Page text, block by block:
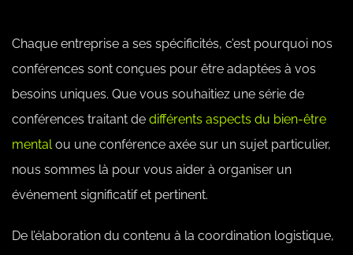
Chaque entreprise a ses spécificités, c’est pourquoi nos
conférences sont conçues pour être adaptées à vos
besoins uniques. Que vous souhaitiez une série de
conférences traitant de différents aspects du bien-être
mental ou une conférence axée sur un sujet particulier,
nous sommes là pour vous aider à organiser un
événement significatif et pertinent.
De l’élaboration du contenu à la coordination logistique,